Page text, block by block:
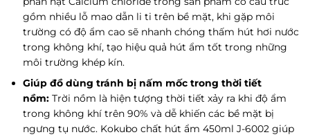
gồm nhiều lỗ mao dẫn li ti trên bề mặt, khi gặp môi
trường có độ ẩm cao sẽ nhanh chóng thấm hút hơi nước
trong không khí, tạo hiệu quả hút ẩm tốt trong những
môi trường khép kín.
Giúp đồ dùng tránh bị nấm mốc trong thời tiết
nồm:Trời nồm là hiện tượng thời tiết xảy ra khi độ ẩm
trong không khí trên 90% và dễ khiến các bề mặt bị
ngưng tụ nước. Kokubo chất hút ẩm 450ml J-6002 giúp